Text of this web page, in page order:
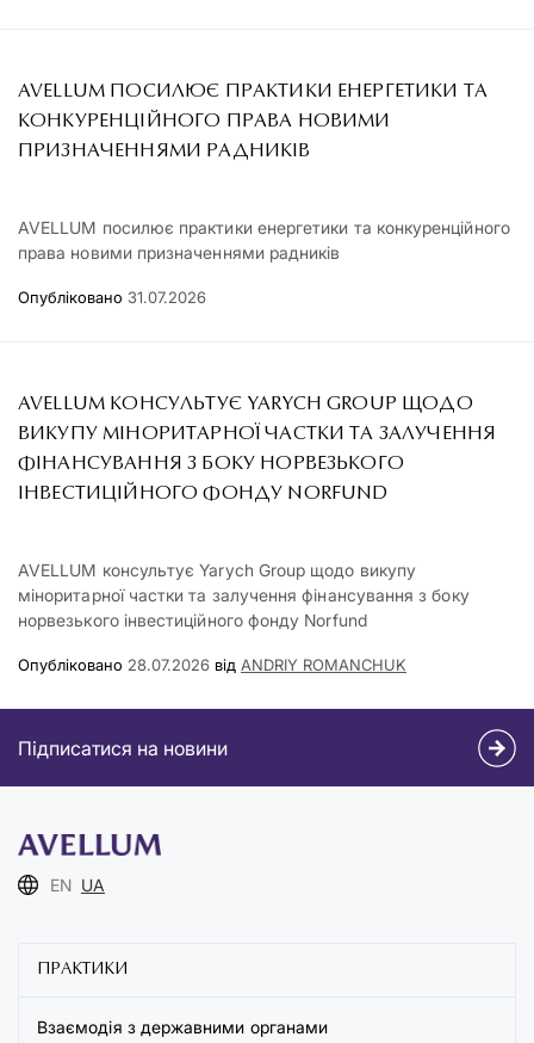
AVELLUM ПОСИЛЮЄ ПРАКТИКИ ЕНЕРГЕТИКИ ТА
КОНКУРЕНЦІЙНОГО ПРАВА НОВИМИ
ПРИЗНАЧЕННЯМИ РАДНИКІВ
AVELLUM посилює практики енергетики та конкуренційного
права новими призначеннями радників
Опубліковано 31.07.2026
AVELLUM КОНСУЛЬТУЄ YARYCH GROUP ЩОДО
ВИКУПУ МІНОРИТАРНОЇ ЧАСТКИ ТА ЗАЛУЧЕННЯ
ФІНАНСУВАННЯ З БОКУ НОРВЕЗЬКОГО
ІНВЕСТИЦІЙНОГО ФОНДУ NORFUND
AVELLUM консультує Yarych Group щодо викупу
міноритарної частки та залучення фінансування з боку
норвезького інвестиційного фонду Norfund
Опубліковано 28.07.2026 від ANDRIY ROMANCHUK
Підписатися на новини
EN UA
ПРАКТИКИ
Взаємодія з державними органами